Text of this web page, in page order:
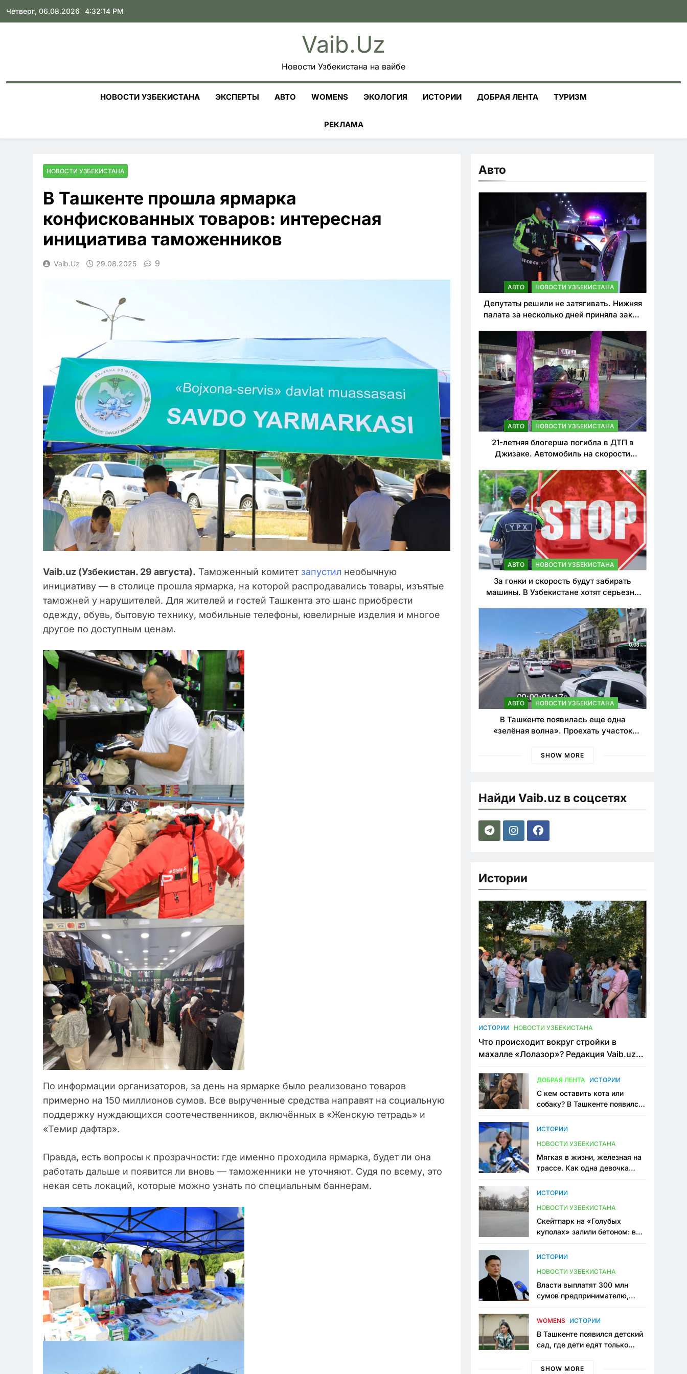
Skip
Четверг, 06.08.2026 4:32:16 PM
Vaib.uz
Новости Узбекистана на вайбе
НОВОСТИ УЗБЕКИСТАНА ЭКСПЕРТЫ АВТО WOMENS ЭКОЛОГИЯ ИСТОРИИ ДОБРАЯ ЛЕНТА ТУРИЗМ
РЕКЛАМА
НОВОСТИ УЗБЕКИСТАНА
В Ташкенте прошла ярмарка
конфискованных товаров: интересная
инициатива таможенников
Vaib.uz 29.08.2025 9
Vaib.uz (Узбекистан. 29 августа). Таможенный комитет запустил необычную
инициативу — в столице прошла ярмарка, на которой распродавались товары, изъятые
таможней у нарушителей. Для жителей и гостей Ташкента это шанс приобрести
одежду, обувь, бытовую технику, мобильные телефоны, ювелирные изделия и многое
другое по доступным ценам.
По информации организаторов, за день на ярмарке было реализовано товаров
примерно на 150 миллионов сумов. Все вырученные средства направят на социальную
поддержку нуждающихся соотечественников, включённых в «Женскую тетрадь» и
«Темир дафтар».
Правда, есть вопросы к прозрачности: где именно проходила ярмарка, будет ли она
работать дальше и появится ли вновь — таможенники не уточняют. Судя по всему, это
некая сеть локаций, которые можно узнать по специальным баннерам.
Авто
АВТО НОВОСТИ УЗБЕКИСТАНА
Депутаты решили не затягивать. Нижняя
палата за несколько дней приняла закон
нарушителей ПДД
АВТО НОВОСТИ УЗБЕКИСТАНА
21-летняя блогерша погибла в ДТП в
Джизаке. Автомобиль на скорости
АВТО НОВОСТИ УЗБЕКИСТАНА
За гонки и скорость будут забирать
машины. В Узбекистане хотят серьезно
АВТО НОВОСТИ УЗБЕКИСТАНА
В Ташкенте появилась еще одна
«зелёная волна». Проехать участок
SHOW MORE
Найди Vaib.uz в соцсетях
Истории
ИСТОРИИ НОВОСТИ УЗБЕКИСТАНА
Что происходит вокруг стройки в
махалле «Лолазор»? Редакция Vaib.uz
конфликта
ДОБРАЯ ЛЕНТА ИСТОРИИ
С кем оставить кота или
собаку? В Ташкенте появился
ИСТОРИИ
НОВОСТИ УЗБЕКИСТАНА
Мягкая в жизни, железная на
трассе. Как одна девочка
Узбекистане
ИСТОРИИ
НОВОСТИ УЗБЕКИСТАНА
Скейтпарк на «Голубых
куполах» залили бетоном: в
одно общественное
ИСТОРИИ
НОВОСТИ УЗБЕКИСТАНА
Власти выплатят 300 млн
сумов предпринимателю,
тюрьме по незаконному
WOMENS ИСТОРИИ
В Ташкенте появился детский
сад, где дети едят только
мама, которая устала просить
SHOW MORE